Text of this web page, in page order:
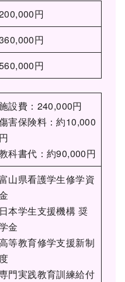
円
円
円
設費：240,000円
害保険料：約10,000
円
科書代：約90,000円
山県看護学生修学資
日本学生支援機構 奨
金
等教育修学支援新制
度
門実践教育訓練給付